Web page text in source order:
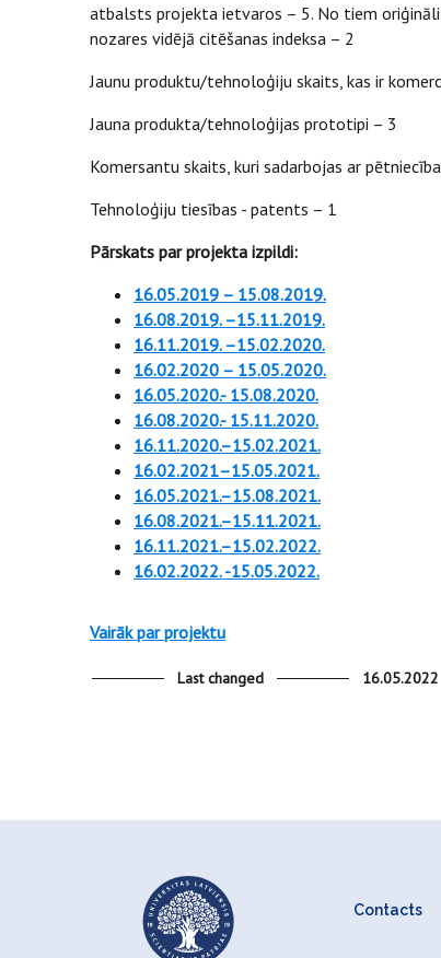
atbalsts projekta ietvaros – 5. No tiem oriģināli
nozares vidējā citēšanas indeksa – 2
Jaunu produktu/tehnoloģiju skaits, kas ir
Jauna produkta/tehnoloģijas prototipi – 3
Komersantu skaits, kuri sadarbojas ar
Tehnoloģiju tiesības - patents – 1
Pārskats par projekta izpildi:
16.05.2019 – 15.08.2019.
16.08.2019. –15.11.2019.
16.11.2019. –15.02.2020.
16.02.2020 – 15.05.2020.
16.05.2020.- 15.08.2020.
16.08.2020.- 15.11.2020.
16.11.2020.–15.02.2021.
16.02.2021–15.05.2021.
16.05.2021.–15.08.2021.
16.08.2021.–15.11.2021.
16.11.2021.–15.02.2022.
16.02.2022. -15.05.2022.
Vairāk par projektu
Last changed 16.05.2022
Contacts